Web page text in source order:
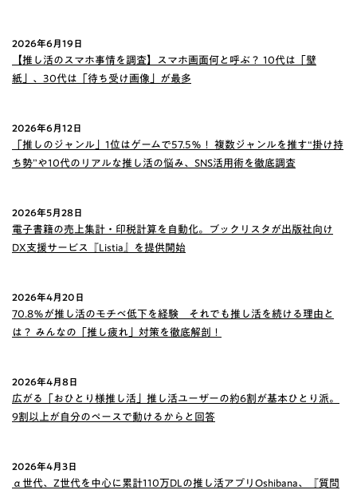
2026年6月19日
【推し活のスマホ事情を調査】スマホ画面何と呼ぶ？ 10代は「壁
紙」、30代は「待ち受け画像」が最多
2026年6月12日
「推しのジャンル」1位はゲームで57.5％！ 複数ジャンルを推す“掛け持
ち勢”や10代のリアルな推し活の悩み、SNS活用術を徹底調査
2026年5月28日
電子書籍の売上集計・印税計算を自動化。ブックリスタが出版社向け
DX支援サービス『Listia』を提供開始
2026年4月20日
70.8％が推し活のモチベ低下を経験 それでも推し活を続ける理由と
は？ みんなの「推し疲れ」対策を徹底解剖！
2026年4月8日
広がる「おひとり様推し活」推し活ユーザーの約6割が基本ひとり派。
9割以上が自分のペースで動けるからと回答
2026年4月3日
α世代、Z世代を中心に累計110万DLの推し活アプリOshibana、『質問